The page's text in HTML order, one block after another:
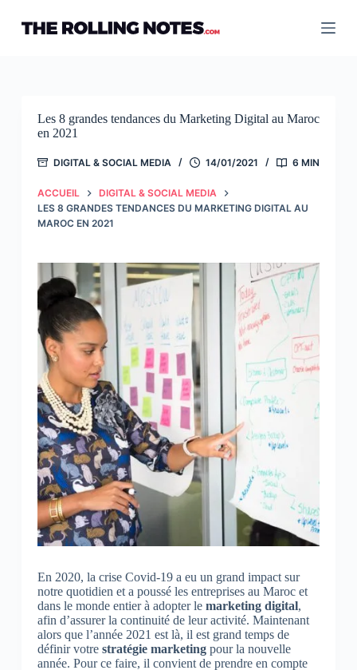
contenu
Les 8 grandes tendances du Marketing Digital au Maroc
en 2021
DIGITAL & SOCIAL MEDIA 14/01/2021 6 MIN
ACCUEIL
DIGITAL & SOCIAL MEDIA
LES 8 GRANDES TENDANCES DU MARKETING DIGITAL AU
MAROC EN 2021
En 2020, la crise Covid-19 a eu un grand impact sur
notre quotidien et a poussé les entreprises au Maroc et
dans le monde entier à adopter le marketing digital,
afin d’assurer la continuité de leur activité. Maintenant
alors que l’année 2021 est là, il est grand temps de
définir votre stratégie marketingpour la nouvelle
année. Pour ce faire, il convient de prendre en compte